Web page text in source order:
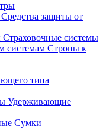
Средства защиты от
Страховочные системы
Стропы к
типа
Удерживающие
Сумки